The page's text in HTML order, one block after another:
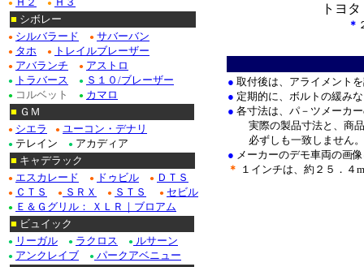
トヨ
＊
● 取付後は、アライメント
● 定期的に、ボルトの緩み
● 各寸法は、パ－ツメーカ
実際の製品寸法と、商品
必ずしも一致しません。
● メーカーのデモ車両の画
＊ １インチは、約２５．４
● ●
■ シボレー
● シルバラード ● サバーバン
● タホ ● トレイルブレーザー
● アバランチ ● アストロ
● トラバース ● Ｓ１０/ブレーザー
● コルベット ● カマロ
■ ＧＭ
● シエラ ● ユーコン・デナリ
● テレイン ● アカディア
■ キャデラック
● エスカレード ● ドゥビル ● ＤＴＳ
● ＣＴＳ ● ＳＲＸ ● ＳＴＳ ● セビル
●
Ｅ＆Ｇグリル： ＸＬＲ｜ブロアム
■ ビュイック
● リーガル ● ラクロス ● ルサーン
● アンクレイブ ● パークアベニュー